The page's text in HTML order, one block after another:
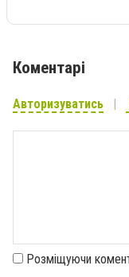
Коментарі
Авторизуватись
Розміщуючи